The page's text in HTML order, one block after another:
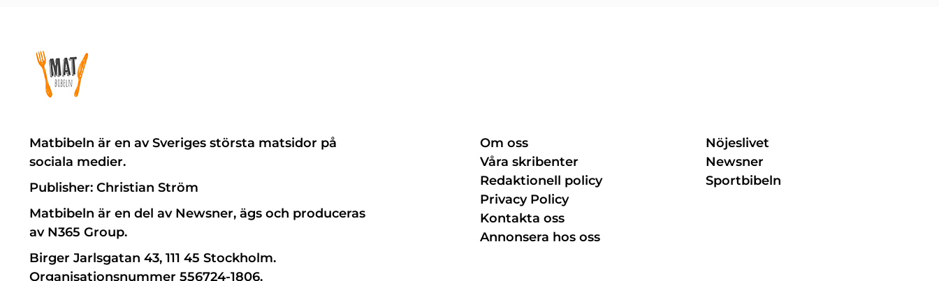
Matbibeln är en av Sveriges största matsidor på
sociala medier.
Publisher: Christian Ström
Matbibeln är en del av Newsner, ägs och produceras
av N365 Group.
Birger Jarlsgatan 43, 111 45 Stockholm.
Organisationsnummer 556724-1806.
Om oss
Våra skribenter
Redaktionell policy
Privacy Policy
Kontakta oss
Annonsera hos oss
Nöjeslivet
Newsner
Sportbibeln